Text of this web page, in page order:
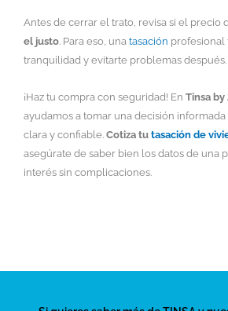
Antes de cerrar el trato, revisa si el precio
el justo. Para eso, una tasación profesional
tranquilidad y evitarte problemas después.
¡Haz tu compra con seguridad! En Tinsa
ayudamos a tomar una decisión
clara y confiable. Cotiza tu tasación de
asegúrate de saber bien los datos de una
interés sin complicaciones.